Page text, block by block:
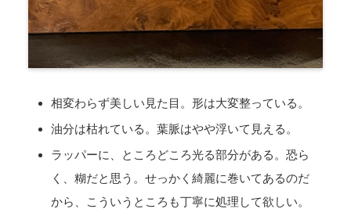
相変わらず美しい見た目。形は大変整っている。
油分は枯れている。葉脈はやや浮いて見える。
ラッパーに、ところどころ光る部分がある。恐ら
く、糊だと思う。せっかく綺麗に巻いてあるのだ
から、こういうところも丁寧に処理して欲しい。